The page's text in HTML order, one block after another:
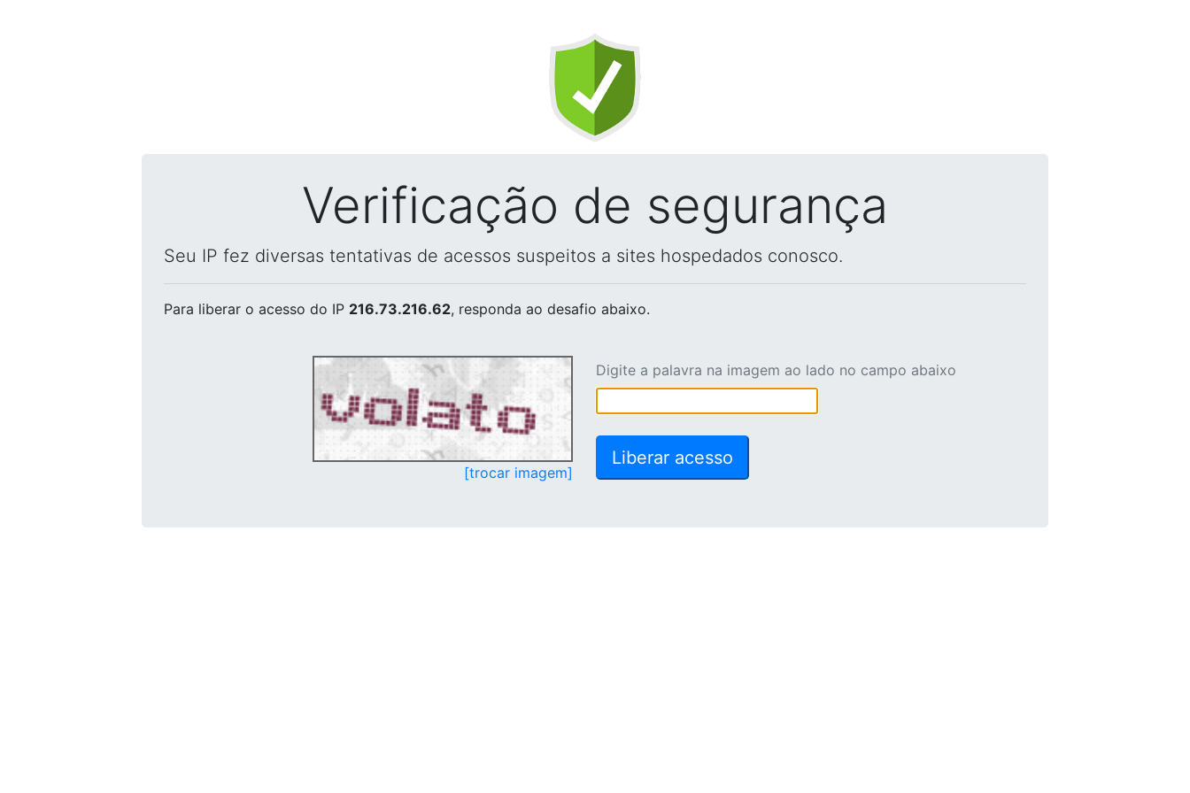
Verificação de segurança
Seu IP fez diversas tentativas de acessos suspeitos a sites hospedados conosco.
Para liberar o acesso do IP 216.73.216.62, responda ao desafio abaixo.
[trocar imagem]
Digite a palavra na imagem ao lado no campo abaixo